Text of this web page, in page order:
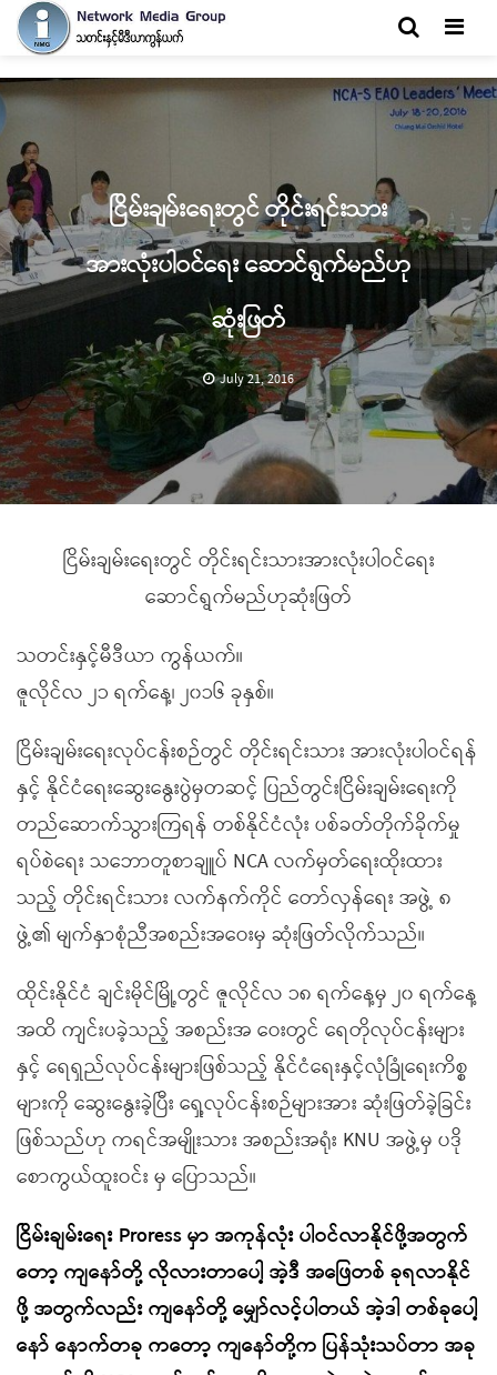
ငြိမ်းချမ်းရေးတွင် တိုင်းရင်းသား
အားလုံးပါဝင်ရေး ဆောင်ရွက်မည်ဟု
ဆုံးဖြတ်
July 21, 2016
ငြိမ်းချမ်းရေးတွင် တိုင်းရင်းသားအားလုံးပါဝင်ရေး
ဆောင်ရွက်မည်ဟုဆုံးဖြတ်
သတင်းနှင့်မီဒီယာ ကွန်ယက်။
ဇူလိုင်လ ၂၁ ရက်နေ့၊ ၂၀၁၆ ခုနှစ်။
ငြိမ်းချမ်းရေးလုပ်ငန်းစဉ်တွင် တိုင်းရင်းသား အားလုံးပါဝင်ရန်
နှင့် နိုင်ငံရေးဆွေးနွေးပွဲမှတဆင့် ပြည်တွင်းငြိမ်းချမ်းရေးကို
တည်ဆောက်သွားကြရန် တစ်နိုင်ငံလုံး ပစ်ခတ်တိုက်ခိုက်မှု
ရပ်စဲရေး သဘောတူစာချူပ် NCA လက်မှတ်ရေးထိုးထား
သည့် တိုင်းရင်းသား လက်နက်ကိုင် တော်လှန်ရေး အဖွဲ့ ၈
ဖွဲ့၏ မျက်နှာစုံညီအစည်းအဝေးမှ ဆုံးဖြတ်လိုက်သည်။
ထိုင်းနိုင်ငံ ချင်းမိုင်မြို့တွင် ဇူလိုင်လ ၁၈ ရက်နေ့မှ ၂၀ ရက်နေ့
အထိ ကျင်းပခဲ့သည့် အစည်းအ ဝေးတွင် ရေတိုလုပ်ငန်းများ
နှင့် ရေရှည်လုပ်ငန်းများဖြစ်သည့် နိုင်ငံရေးနှင့်လုံခြုံရေးကိစ္စ
များကို ဆွေးနွေးခဲ့ပြီး ရှေ့လုပ်ငန်းစဉ်များအား ဆုံးဖြတ်ခဲ့ခြင်း
ဖြစ်သည်ဟု ကရင်အမျိုးသား အစည်းအရုံး KNU အဖွဲ့မှ ပဒို
စောကွယ်ထူးဝင်း မှ ပြောသည်။
ငြိမ်းချမ်းရေး Proress မှာ အကုန်လုံး ပါဝင်လာနိုင်ဖို့အတွက်
တော့ ကျနော်တို့ လိုလားတာပေါ့ အဲ့ဒီ အဖြေတစ် ခုရလာနိုင်
ဖို့ အတွက်လည်း ကျနော်တို့ မျှော်လင့်ပါတယ် အဲ့ဒါ တစ်ခုပေါ့
နော် နောက်တခု ကတော့ ကျနော်တို့က ပြန်သုံးသပ်တာ အခု